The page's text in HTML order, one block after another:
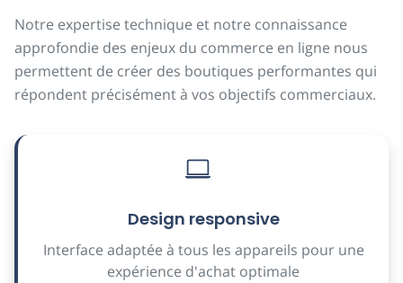
Notre expertise technique et notre connaissance
approfondie des enjeux du commerce en ligne nous
permettent de créer des boutiques performantes qui
répondent précisément à vos objectifs commerciaux.
Design responsive
Interface adaptée à tous les appareils pour une
expérience d'achat optimale